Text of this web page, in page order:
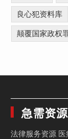
良心犯资料库
颠覆国家政权
急需资源
法律服务资源